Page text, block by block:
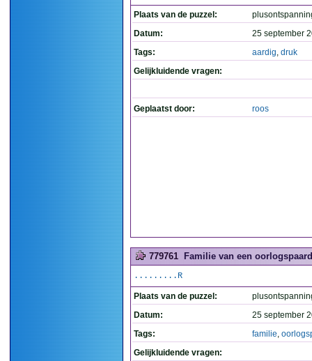
Plaats van de puzzel:
Datum:
25 september
Tags:
aardig, druk
Gelijkluidende vragen:
Geplaatst door: roos
779761 Familie van een
.........R
Plaats van de puzzel:
Datum:
25 september
Tags:
familie,
Gelijkluidende vragen: